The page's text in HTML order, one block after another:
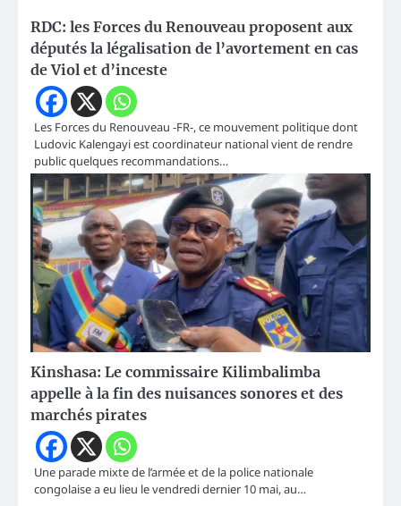
RDC: les Forces du Renouveau proposent aux
députés la légalisation de l’avortement en cas
de Viol et d’inceste
Les Forces du Renouveau -FR-, ce mouvement politique dont
Ludovic Kalengayi est coordinateur national vient de rendre
public quelques recommandations…
Kinshasa: Le commissaire Kilimbalimba
appelle à la fin des nuisances sonores et des
marchés pirates
Une parade mixte de l’armée et de la police nationale
congolaise a eu lieu le vendredi dernier 10 mai, au…